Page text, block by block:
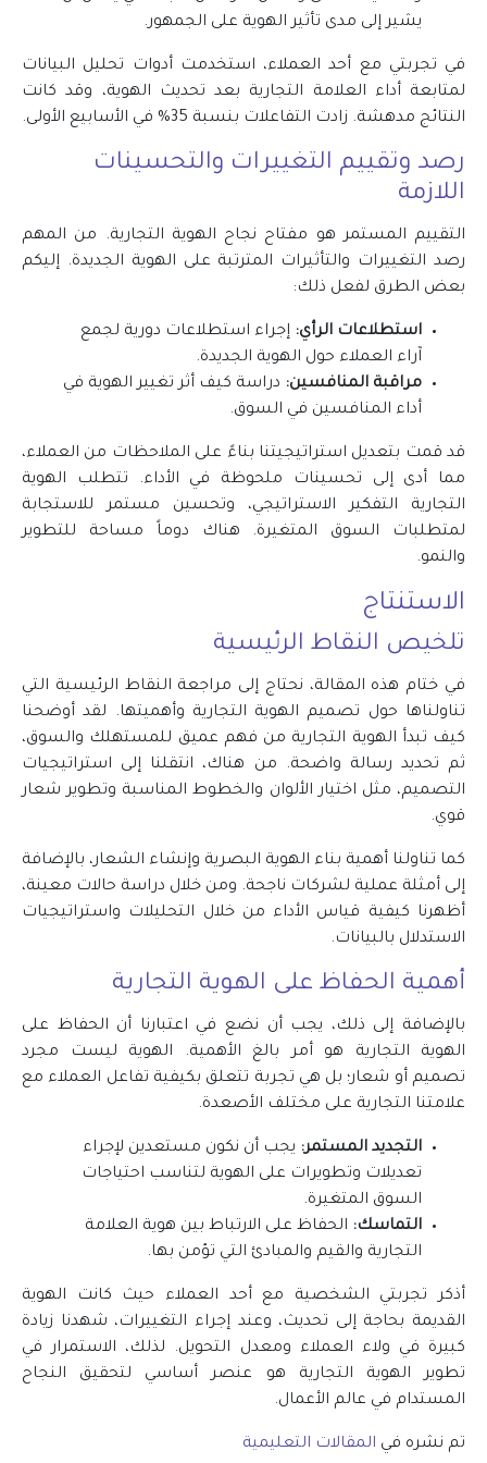
يشير إلى مدى تأثير الهوية على الجمهور.
في تجربتي مع أحد العملاء، استخدمت أدوات تحليل البيانات
لمتابعة أداء العلامة التجارية بعد تحديث الهوية، وقد كانت
النتائج مدهشة. زادت التفاعلات بنسبة 35% في الأسابيع الأولى.
رصد وتقييم التغييرات والتحسينات
اللازمة
التقييم المستمر هو مفتاح نجاح الهوية التجارية. من المهم
رصد التغييرات والتأثيرات المترتبة على الهوية الجديدة. إليكم
بعض الطرق لفعل ذلك:
استطلاعات الرأي: إجراء استطلاعات دورية لجمع
آراء العملاء حول الهوية الجديدة.
مراقبة المنافسين: دراسة كيف أثر تغيير الهوية في
أداء المنافسين في السوق.
قد قمت بتعديل استراتيجيتنا بناءً على الملاحظات من العملاء،
مما أدى إلى تحسينات ملحوظة في الأداء. تتطلب الهوية
التجارية التفكير الاستراتيجي، وتحسين مستمر للاستجابة
لمتطلبات السوق المتغيرة. هناك دوماً مساحة للتطوير
والنمو.
الاستنتاج
تلخيص النقاط الرئيسية
في ختام هذه المقالة، نحتاج إلى مراجعة النقاط الرئيسية التي
تناولناها حول تصميم الهوية التجارية وأهميتها. لقد أوضحنا
كيف تبدأ الهوية التجارية من فهم عميق للمستهلك والسوق،
ثم تحديد رسالة واضحة. من هناك، انتقلنا إلى استراتيجيات
التصميم، مثل اختيار الألوان والخطوط المناسبة وتطوير شعار
قوي.
كما تناولنا أهمية بناء الهوية البصرية وإنشاء الشعار، بالإضافة
إلى أمثلة عملية لشركات ناجحة. ومن خلال دراسة حالات معينة،
أظهرنا كيفية قياس الأداء من خلال التحليلات واستراتيجيات
الاستدلال بالبيانات.
أهمية الحفاظ على الهوية التجارية
بالإضافة إلى ذلك، يجب أن نضع في اعتبارنا أن الحفاظ على
الهوية التجارية هو أمر بالغ الأهمية. الهوية ليست مجرد
تصميم أو شعار؛ بل هي تجربة تتعلق بكيفية تفاعل العملاء مع
علامتنا التجارية على مختلف الأصعدة.
التجديد المستمر: يجب أن نكون مستعدين لإجراء
تعديلات وتطويرات على الهوية لتناسب احتياجات
السوق المتغيرة.
التماسك: الحفاظ على الارتباط بين هوية العلامة
التجارية والقيم والمبادئ التي تؤمن بها.
أذكر تجربتي الشخصية مع أحد العملاء حيث كانت الهوية
القديمة بحاجة إلى تحديث، وعند إجراء التغييرات، شهدنا زيادة
كبيرة في ولاء العملاء ومعدل التحويل. لذلك، الاستمرار في
تطوير الهوية التجارية هو عنصر أساسي لتحقيق النجاح
المستدام في عالم الأعمال.
تم نشره في المقالات التعليمية